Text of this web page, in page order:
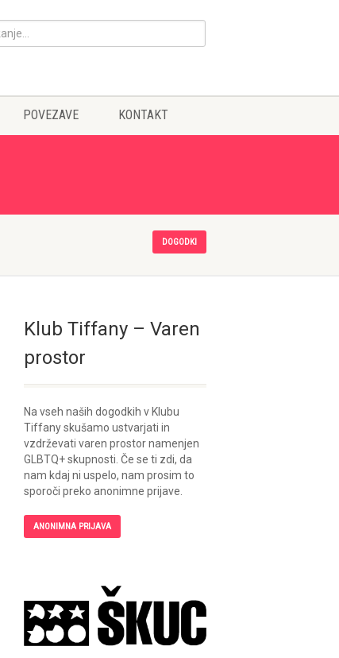
POVEZAVE KONTAKT
DOGODKI
Klub Tiffany – Varen
prostor
Na vseh naših dogodkih v Klubu
Tiffany skušamo ustvarjati in
vzdrževati varen prostor namenjen
GLBTQ+ skupnosti. Če se ti zdi, da
nam kdaj ni uspelo, nam prosim to
sporoči preko anonimne prijave.
ANONIMNA PRIJAVA